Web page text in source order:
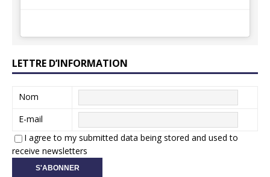
LETTRE D’INFORMATION
Nom
E-mail
I agree to my submitted data being stored and used to
receive newsletters